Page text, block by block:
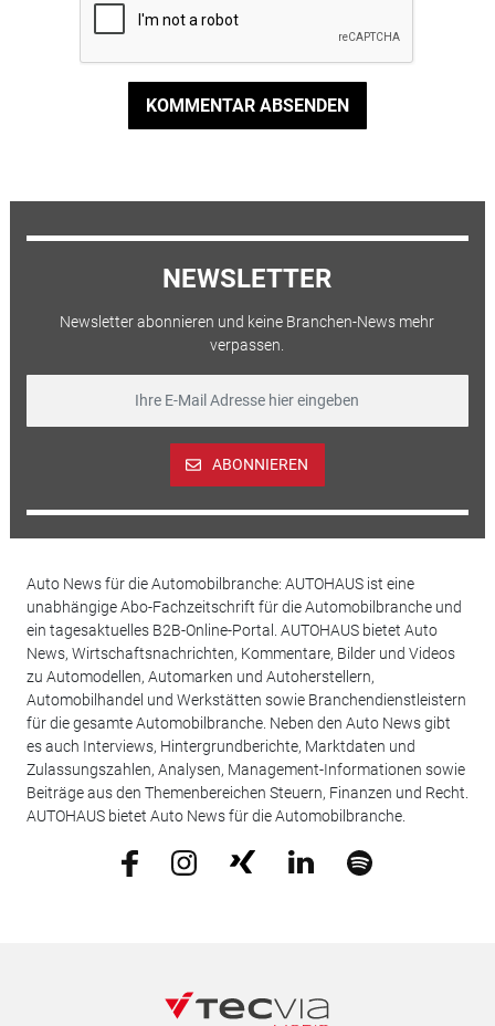
KOMMENTAR ABSENDEN
NEWSLETTER
Newsletter abonnieren und keine Branchen-News mehr
verpassen.
ABONNIEREN
Auto News für die Automobilbranche: AUTOHAUS ist eine
unabhängige Abo-Fachzeitschrift für die Automobilbranche und
ein tagesaktuelles B2B-Online-Portal. AUTOHAUS bietet Auto
News, Wirtschaftsnachrichten, Kommentare, Bilder und Videos
zu Automodellen, Automarken und Autoherstellern,
Automobilhandel und Werkstätten sowie Branchendienstleistern
für die gesamte Automobilbranche. Neben den Auto News gibt
es auch Interviews, Hintergrundberichte, Marktdaten und
Zulassungszahlen, Analysen, Management-Informationen sowie
Beiträge aus den Themenbereichen Steuern, Finanzen und Recht.
AUTOHAUS bietet Auto News für die Automobilbranche.